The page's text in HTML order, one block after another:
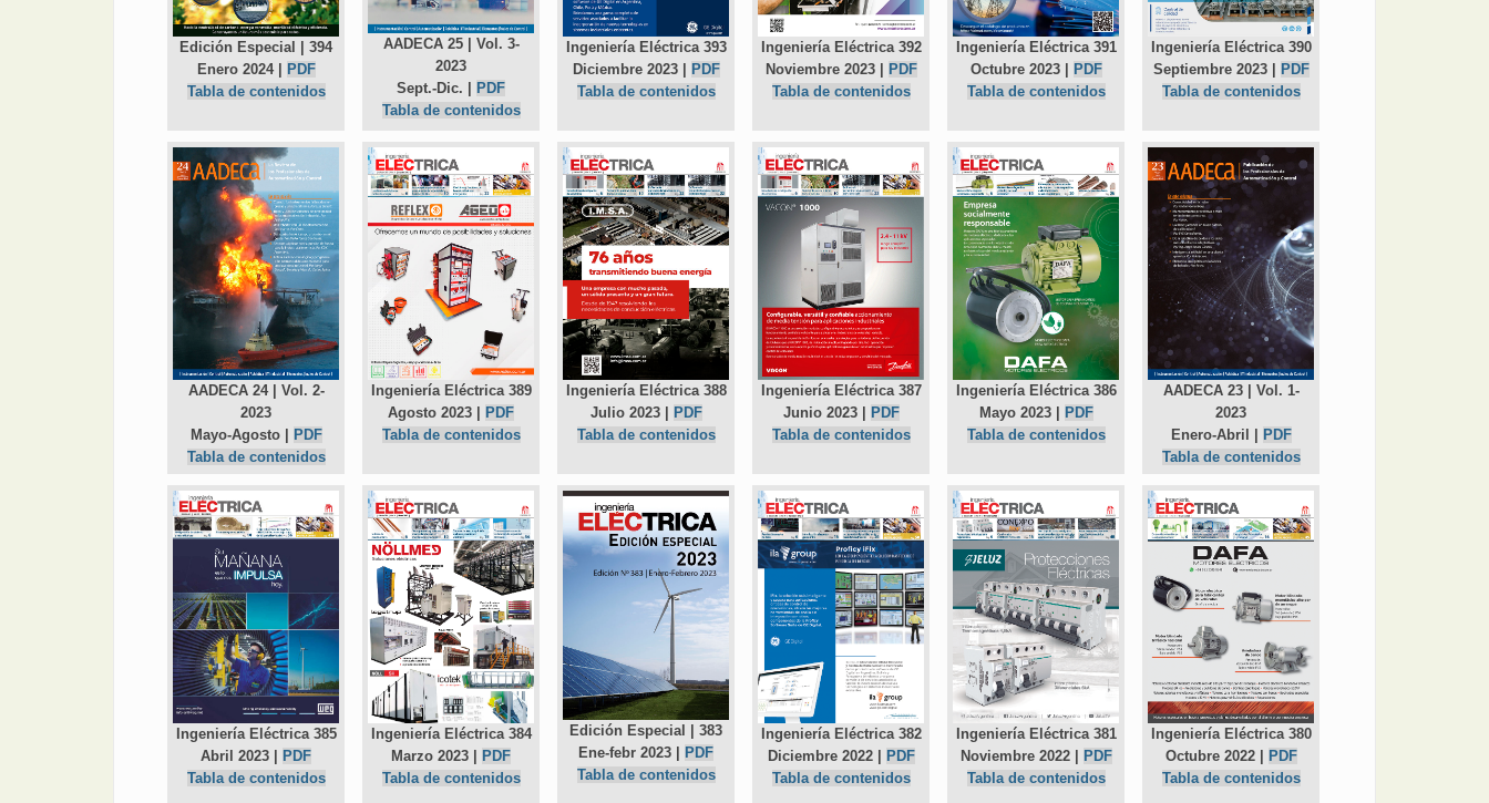
Edición Especial | 394
Enero 2024 |
PDF
Tabla de contenidos
AADECA 25 | Vol. 3-
2023
Sept.-Dic. |
PDF
Tabla de contenidos
Ingeniería Eléctrica 393
Diciembre 2023 |
PDF
Tabla de contenidos
Ingeniería Eléctrica 392
Noviembre 2023 |
PDF
Tabla de contenidos
Ingeniería Eléctrica 391
Octubre 2023 |
PDF
Tabla de contenidos
Ingeniería Eléctrica 390
Septiembre 2023 |
PDF
Tabla de contenidos
AADECA 24 | Vol. 2-
2023
Mayo-Agosto |
PDF
Tabla de contenidos
Ingeniería Eléctrica 389
Agosto 2023 |
PDF
Tabla de contenidos
Ingeniería Eléctrica 388
Julio 2023 |
PDF
Tabla de contenidos
Ingeniería Eléctrica 387
Junio 2023 |
PDF
Tabla de contenidos
Ingeniería Eléctrica 386
Mayo 2023 |
PDF
Tabla de contenidos
AADECA 23 | Vol. 1-
2023
Enero-Abril |
PDF
Tabla de contenidos
Ingeniería Eléctrica 385
Abril 2023 |
PDF
Tabla de contenidos
Ingeniería Eléctrica 384
Marzo 2023 |
PDF
Tabla de contenidos
Edición Especial | 383
Ene-febr 2023 |
PDF
Tabla de contenidos
Ingeniería Eléctrica 382
Diciembre 2022 |
PDF
Tabla de contenidos
Ingeniería Eléctrica 381
Noviembre 2022 |
PDF
Tabla de contenidos
Ingeniería Eléctrica 380
Octubre 2022 |
PDF
Tabla de contenidos